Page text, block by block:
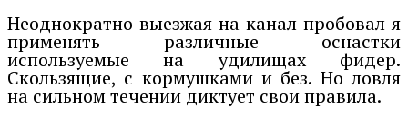
Неоднократно выезжая на канал пробовал я
применять различные оснастки
используемые на удилищах фидер.
Скользящие, с кормушками и без. Но ловля
на сильном течении диктует свои правила.